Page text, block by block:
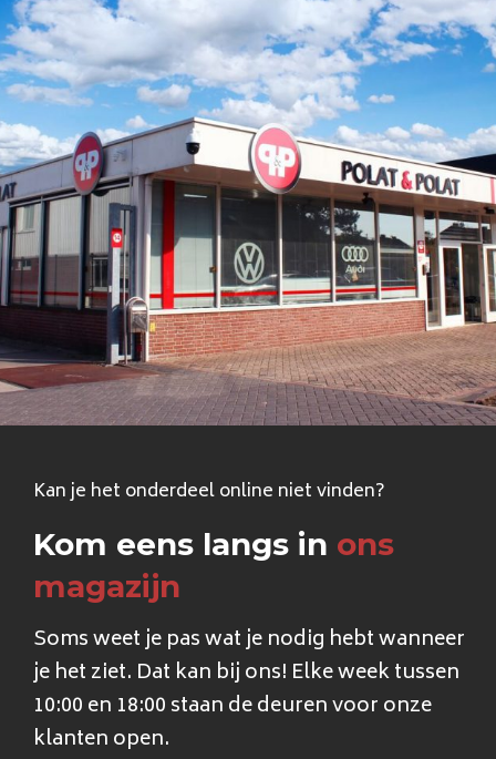
Kan je het onderdeel online niet vinden?
Kom eens langs in ons
magazijn
Soms weet je pas wat je nodig hebt wanneer
je het ziet. Dat kan bij ons! Elke week tussen
10:00 en 18:00 staan de deuren voor onze
klanten open.